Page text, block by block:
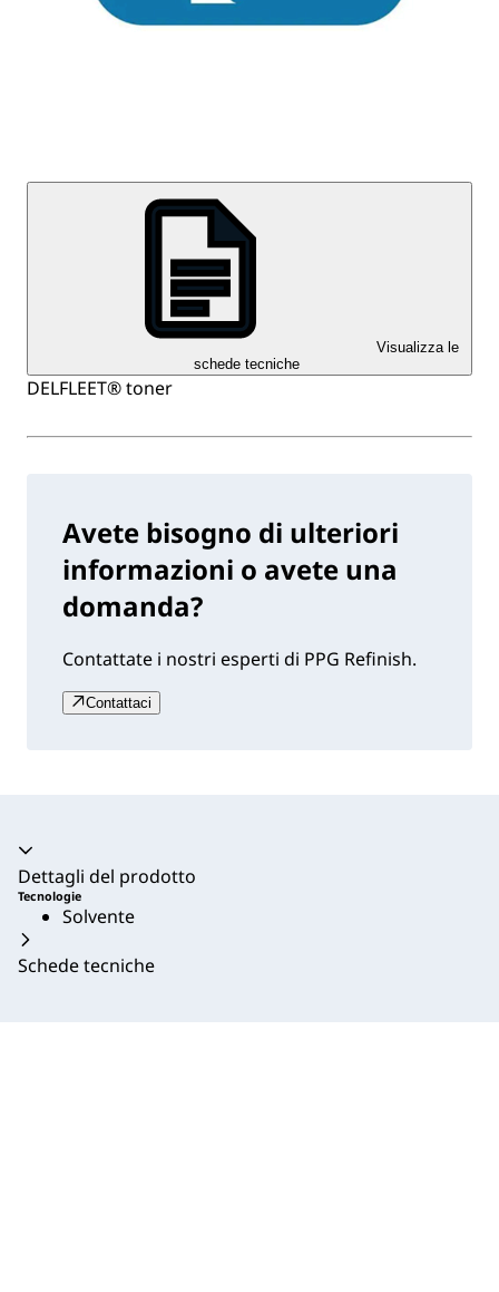
Visualizza le
schede tecniche
DELFLEET® toner
Avete bisogno di ulteriori
informazioni o avete una
domanda?
Contattate i nostri esperti di PPG Refinish.
Contattaci
Dettagli del prodotto
Tecnologie
Solvente
Schede tecniche